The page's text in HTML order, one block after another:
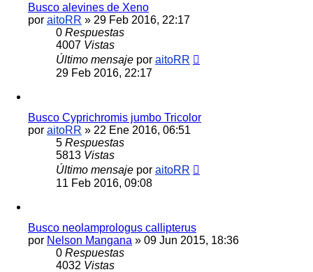
Busco alevines de Xeno
por aitoRR » 29 Feb 2016, 22:17
0 Respuestas
4007 Vistas
Último mensaje por aitoRR
29 Feb 2016, 22:17
Busco Cyprichromis jumbo Tricolor
por aitoRR » 22 Ene 2016, 06:51
5 Respuestas
5813 Vistas
Último mensaje por aitoRR
11 Feb 2016, 09:08
Busco neolamprologus callipterus
por Nelson Mangana » 09 Jun 2015, 18:36
0 Respuestas
4032 Vistas